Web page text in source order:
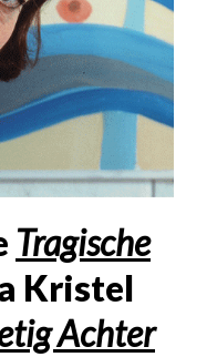
Tragische
Kristel
Achter